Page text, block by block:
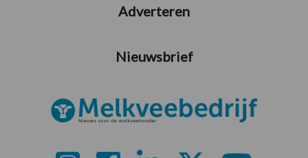
Adverteren
Nieuwsbrief